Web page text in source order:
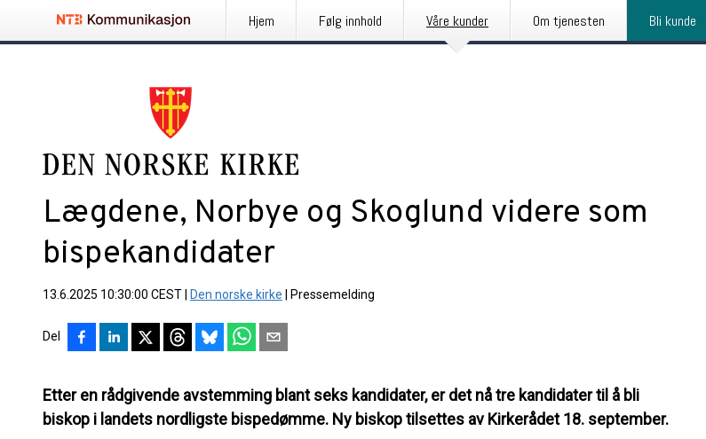
Hjem Følg innhold Våre kunder Om tjenesten Bli kunde
Lægdene, Norbye og Skoglund videre som
bispekandidater
13.6.2025 10:30:00 CEST Den norske kirke Pressemelding
Del
Etter en rådgivende avstemming blant seks kandidater, er det nå tre kandidater til å bli
biskop i landets nordligste bispedømme. Ny biskop tilsettes av Kirkerådet 18. september.